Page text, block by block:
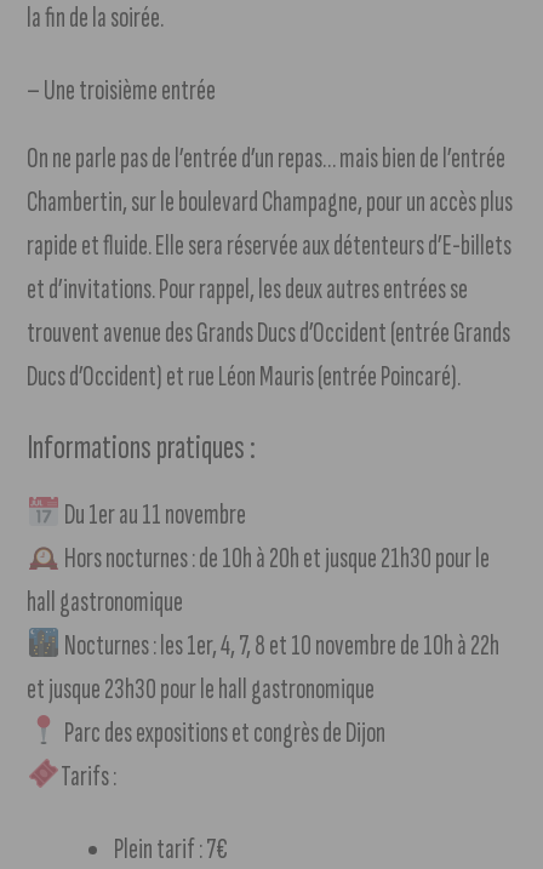
la fin de la soirée.
– Une troisième entrée
On ne parle pas de l’entrée d’un repas… mais bien de l’entrée
Chambertin, sur le boulevard Champagne, pour un accès plus
rapide et fluide. Elle sera réservée aux détenteurs d’E-billets
et d’invitations. Pour rappel, les deux autres entrées se
trouvent avenue des Grands Ducs d’Occident (entrée Grands
Ducs d’Occident) et rue Léon Mauris (entrée Poincaré).
Informations pratiques :
Du 1er au 11 novembre
Hors nocturnes : de 10h à 20h et jusque 21h30 pour le
hall gastronomique
Nocturnes : les 1er, 4, 7, 8 et 10 novembre de 10h à 22h
et jusque 23h30 pour le hall gastronomique
Parc des expositions et congrès de Dijon
Tarifs :
Plein tarif : 7€